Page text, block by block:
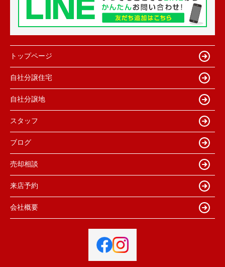
トップページ
自社分譲住宅
自社分譲地
スタッフ
ブログ
売却相談
来店予約
会社概要